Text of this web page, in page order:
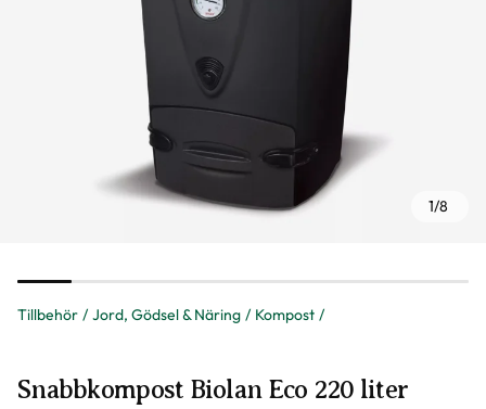
Tillbehör Jord, Gödsel & Näring Kompost
1/8
Snabbkompost Biolan Eco 220 liter